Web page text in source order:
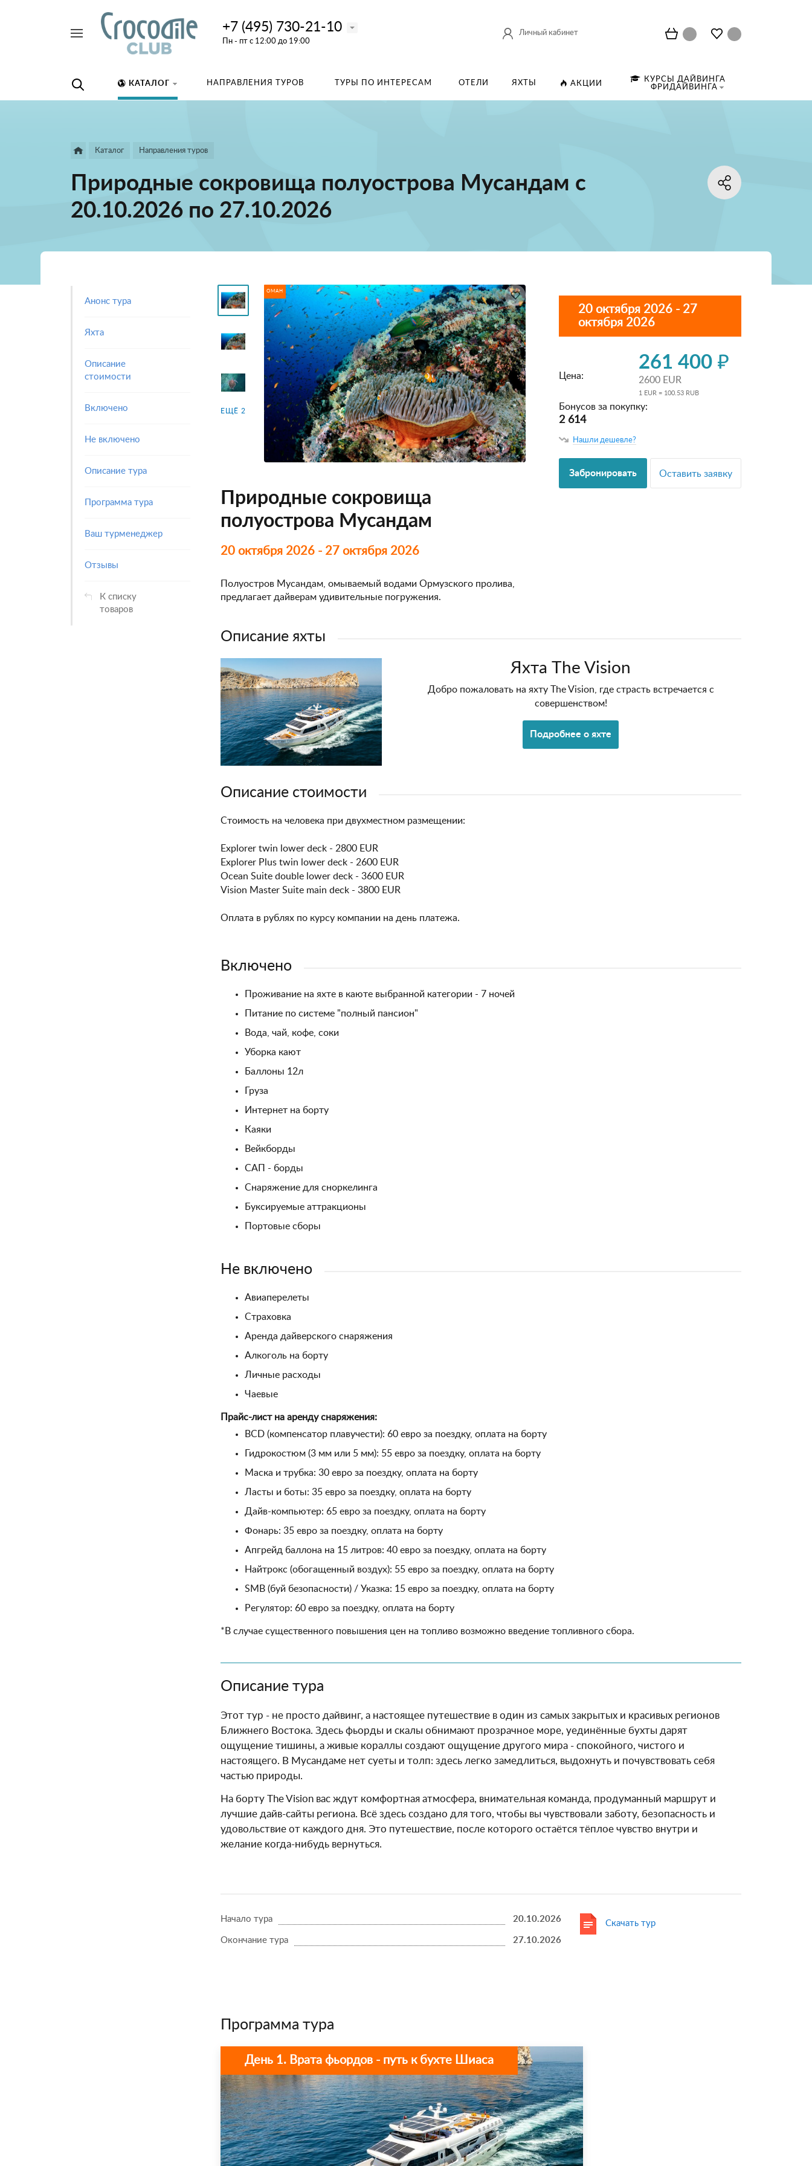
+7 (495) 730-21-10
Пн - пт с 12:00 до 19:00
Личный кабинет
КАТАЛОГ НАПРАВЛЕНИЯ ТУРОВ ТУРЫ ПО ИНТЕРЕСАМ ОТЕЛИ ЯХТЫ АКЦИИ
КУРСЫ ДАЙВИНГА
ФРИДАЙВИНГА
Каталог Направления туров
Природные сокровища полуострова Мусандам с
20.10.2026 по 27.10.2026
Анонс тура
Яхта
Описание
стоимости
Включено
Не включено
Описание тура
Программа тура
Ваш турменеджер
Отзывы
К списку
товаров
ЕЩЁ 2
ОМАН
Природные сокровища
полуострова Мусандам
20 октября 2026 - 27 октября 2026
Полуостров Мусандам, омываемый водами Ормузского пролива,
предлагает дайверам удивительные погружения.
20 октября 2026 - 27
октября 2026
Цена:
261 400 ₽
2600 EUR
1 EUR = 100.53 RUB
Бонусов за покупку:
2 614
Нашли дешевле?
Забронировать Оставить заявку
Описание яхты
Яхта The Vision
Добро пожаловать на яхту The Vision, где страсть встречается с
совершенством!
Подробнее о яхте
Описание стоимости
Стоимость на человека при двухместном размещении:
Explorer twin lower deck - 2800 EUR
Explorer Plus twin lower deck - 2600 EUR
Ocean Suite double lower deck - 3600 EUR
Vision Master Suite main deck - 3800 EUR
Оплата в рублях по курсу компании на день платежа.
Включено
Проживание на яхте в каюте выбранной категории - 7 ночей
Питание по системе "полный пансион"
Вода, чай, кофе, соки
Уборка кают
Баллоны 12л
Груза
Интернет на борту
Каяки
Вейкборды
САП - борды
Снаряжение для сноркелинга
Буксируемые аттракционы
Портовые сборы
Не включено
Авиаперелеты
Страховка
Аренда дайверского снаряжения
Алкоголь на борту
Личные расходы
Чаевые
Прайс-лист на аренду снаряжения:
BCD (компенсатор плавучести): 60 евро за поездку, оплата на борту
Гидрокостюм (3 мм или 5 мм): 55 евро за поездку, оплата на борту
Маска и трубка: 30 евро за поездку, оплата на борту
Ласты и боты: 35 евро за поездку, оплата на борту
Дайв-компьютер: 65 евро за поездку, оплата на борту
Фонарь: 35 евро за поездку, оплата на борту
Апгрейд баллона на 15 литров: 40 евро за поездку, оплата на борту
Найтрокс (обогащенный воздух): 55 евро за поездку, оплата на борту
SMB (буй безопасности) / Указка: 15 евро за поездку, оплата на борту
Регулятор: 60 евро за поездку, оплата на борту
*В случае существенного повышения цен на топливо возможно введение топливного сбора.
Описание тура
Этот тур - не просто дайвинг, а настоящее путешествие в один из самых закрытых и красивых регионов
Ближнего Востока. Здесь фьорды и скалы обнимают прозрачное море, уединённые бухты дарят
ощущение тишины, а живые кораллы создают ощущение другого мира - спокойного, чистого и
настоящего. В Мусандаме нет суеты и толп: здесь легко замедлиться, выдохнуть и почувствовать себя
частью природы.
На борту The Vision вас ждут комфортная атмосфера, внимательная команда, продуманный маршрут и
лучшие дайв-сайты региона. Всё здесь создано для того, чтобы вы чувствовали заботу, безопасность и
удовольствие от каждого дня. Это путешествие, после которого остаётся тёплое чувство внутри и
желание когда-нибудь вернуться.
Начало тура 20.10.2026
Окончание тура 27.10.2026
Скачать тур
Программа тура
День 1. Врата фьордов - путь к бухте Шиаса